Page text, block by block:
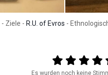
- Ziele - R.U. of Evros -
Output format
(star)(star)(star)
Es wurden noch keine